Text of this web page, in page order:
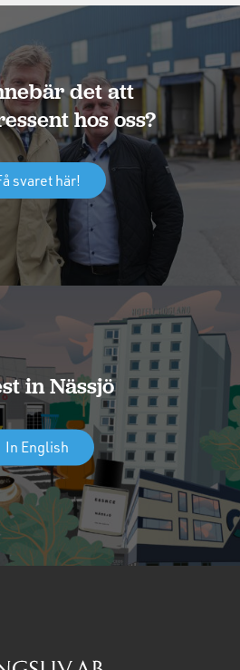
det att
hos oss?
svaret här!
in Nässjö
In English